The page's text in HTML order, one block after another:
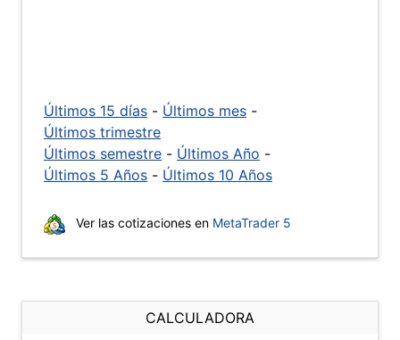
Últimos 15 días - Últimos mes -
Últimos trimestre
Últimos semestre - Últimos Año -
Últimos 5 Años - Últimos 10 Años
Ver las cotizaciones en MetaTrader 5
CALCULADORA